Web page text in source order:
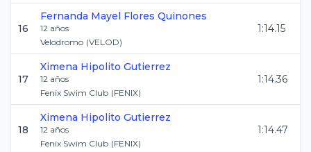
16
Fernanda Mayel Flores Quinones
12 años
Velodromo (VELOD)
1:14.15
17
Ximena Hipolito Gutierrez
12 años
Fenix Swim Club (FENIX)
1:14.36
18
Ximena Hipolito Gutierrez
12 años
Fenix Swim Club (FENIX)
1:14.47